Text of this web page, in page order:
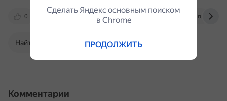
0 edu.tatar.ru kzn.ru
Найти в Поиске
Комментарии
Сделать Яндекс основным поиском
в Сhrome
ПРОДОЛЖИТЬ